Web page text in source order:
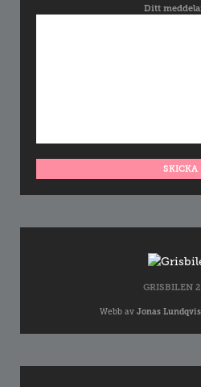
Ditt
GRISBILEN
Webb av Jonas